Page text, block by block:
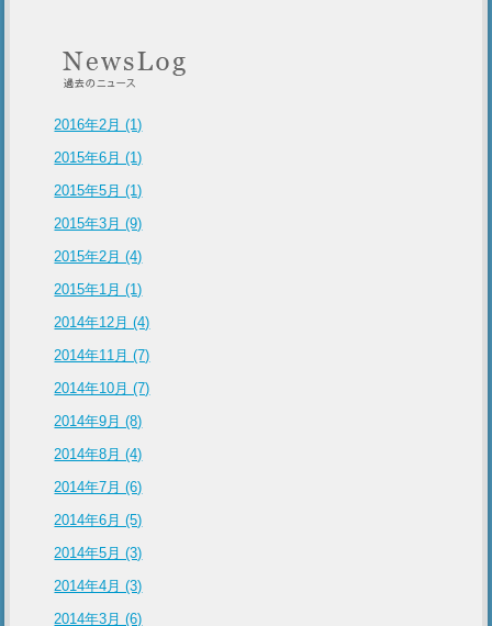
2016年2月 (1)
2015年6月 (1)
2015年5月 (1)
2015年3月 (9)
2015年2月 (4)
2015年1月 (1)
2014年12月 (4)
2014年11月 (7)
2014年10月 (7)
2014年9月 (8)
2014年8月 (4)
2014年7月 (6)
2014年6月 (5)
2014年5月 (3)
2014年4月 (3)
2014年3月 (6)